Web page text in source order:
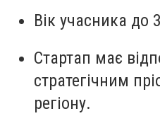
Вік учасника до
Стартап має
стратегічним
регіону.